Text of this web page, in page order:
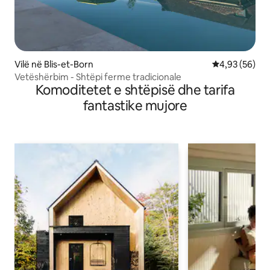
Vilë në Blis-et-Born Vlerësimi
4,93 (56)
Vetëshërbim - Shtëpi ferme tradicionale
Komoditetet e shtëpisë dhe tarifa
fantastike mujore